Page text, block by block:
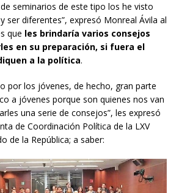
seminarios de este tipo los he visto
ser diferentes”, expresó Monreal Ávila al
que les brindaría varios consejos
en su preparación, si fuera el
a la política.
por los jóvenes, de hecho, gran parte
a jóvenes porque son quienes nos van
una serie de consejos”, les expresó
de Coordinación Política de la LXV
de la República; a saber: